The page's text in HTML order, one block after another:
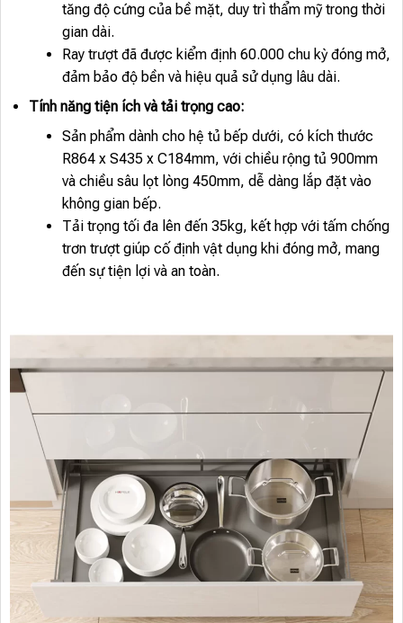
tăng độ cứng của bề mặt, duy trì thẩm mỹ trong thời
gian dài.
Ray trượt đã được kiểm định 60.000 chu kỳ đóng mở,
đảm bảo độ bền và hiệu quả sử dụng lâu dài.
Tính năng tiện ích và tải trọng cao:
Sản phẩm dành cho hệ tủ bếp dưới, có kích thước
R864 x S435 x C184mm, với chiều rộng tủ 900mm
và chiều sâu lọt lòng 450mm, dễ dàng lắp đặt vào
không gian bếp.
Tải trọng tối đa lên đến 35kg, kết hợp với tấm chống
trơn trượt giúp cố định vật dụng khi đóng mở, mang
đến sự tiện lợi và an toàn.